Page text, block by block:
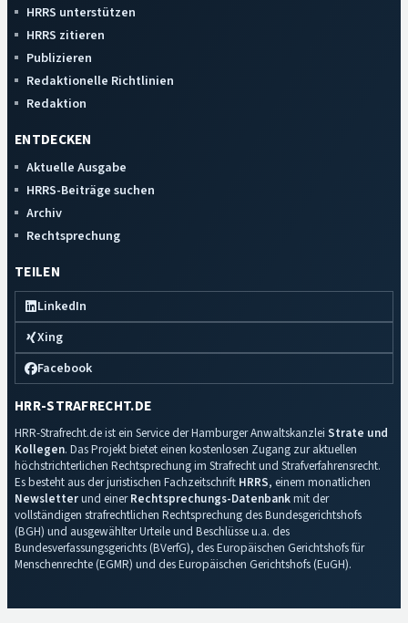
HRRS unterstützen
HRRS zitieren
Publizieren
Redaktionelle Richtlinien
Redaktion
ENTDECKEN
Aktuelle Ausgabe
HRRS-Beiträge suchen
Archiv
Rechtsprechung
TEILEN
LinkedIn
Xing
Facebook
HRR-STRAFRECHT.DE
HRR-Strafrecht.de ist ein Service der Hamburger Anwaltskanzlei Strate und
Kollegen. Das Projekt bietet einen kostenlosen Zugang zur aktuellen
höchstrichterlichen Rechtsprechung im Strafrecht und Strafverfahrensrecht.
Es besteht aus der juristischen Fachzeitschrift HRRS, einem monatlichen
Newsletterund einerRechtsprechungs-Datenbankmit der
vollständigen strafrechtlichen Rechtsprechung des Bundesgerichtshofs
(BGH) und ausgewählter Urteile und Beschlüsse u.a. des
Bundesverfassungsgerichts (BVerfG), des Europäischen Gerichtshofs für
Menschenrechte (EGMR) und des Europäischen Gerichtshofs (EuGH).